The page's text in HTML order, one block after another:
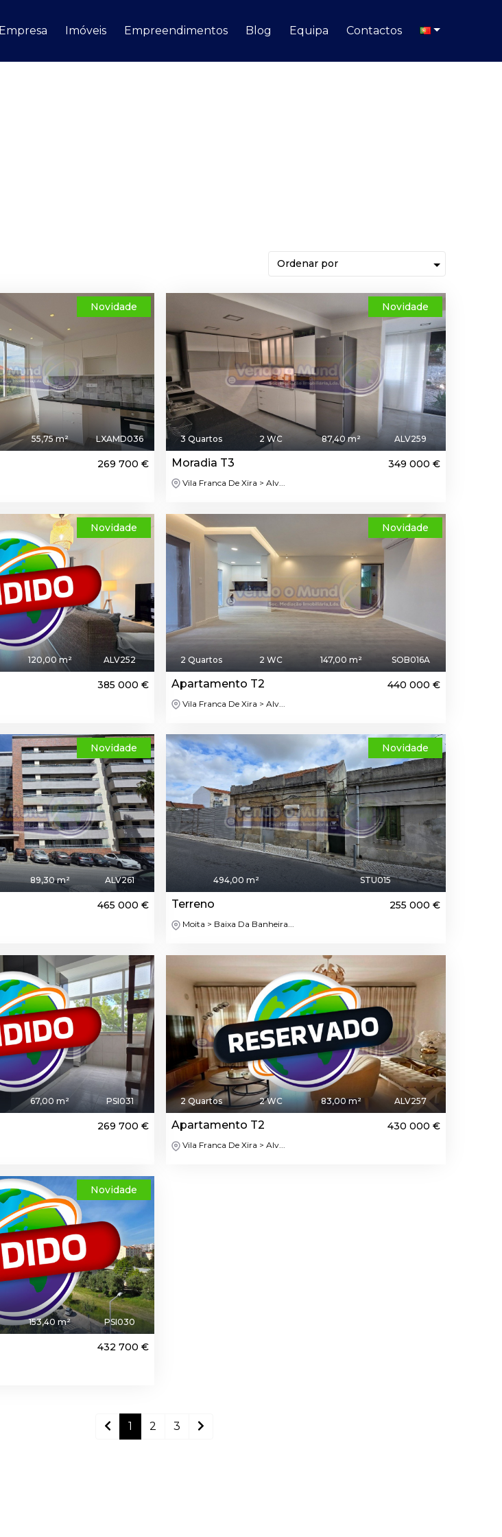
Empresa Imóveis Empreendimentos Blog Equipa Contactos
Novidade
55,75 m² LXAMD036
269 700 €
Novidade
3 Quartos 2 WC 87,40 m² ALV259
Moradia T3 349 000 €
Vila Franca De Xira > Alv...
Novidade
120,00 m² ALV252
385 000 €
Novidade
2 Quartos 2 WC 147,00 m² SOB016A
Apartamento T2 440 000 €
Vila Franca De Xira > Alv...
Novidade
89,30 m² ALV261
465 000 €
Novidade
494,00 m² STU015
Terreno 255 000 €
Moita > Baixa Da Banheira...
67,00 m² PSI031
269 700 €
2 Quartos 2 WC 83,00 m² ALV257
Apartamento T2 430 000 €
Vila Franca De Xira > Alv...
Novidade
153,40 m² PSI030
432 700 €
1 2 3